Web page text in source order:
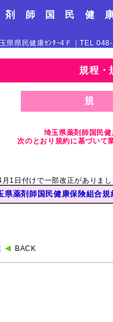
剤 師 国 民 健
県民健康ｾﾝﾀｰ4Ｆ｜TEL
規程・
規
埼玉県薬剤師国民健
次のとおり規約に基づいて
日付けで一部改正がありまし
県薬剤師国民健康保険組合規
BACK